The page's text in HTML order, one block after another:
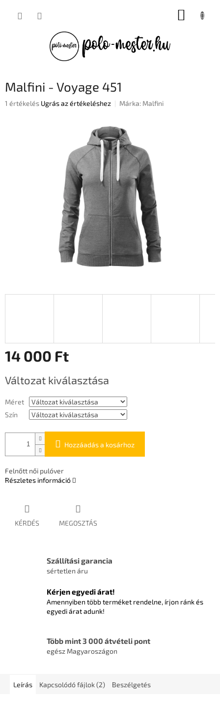
KOSÁR
Malfini - Voyage 451
A1 értékelés Ugrás az értékeléshez Márka: Malfini
14 000 Ft
Változat kiválasztása
Méret
Szín
Hozzáadás a kosárhoz
Felnőtt női pulóver
Részletes információ
KÉRDÉS MEGOSZTÁS
Szállítási garancia
sértetlen áru
Kérjen egyedi árat!
Amennyiben több terméket rendelne, írjon ránk és
egyedi árat adunk!
Több mint 3 000 átvételi pont
egész Magyaroszágon
Leírás Kapcsolódó fájlok (2) Beszélgetés